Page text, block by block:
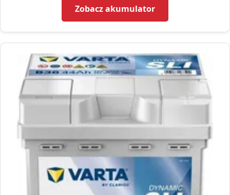
Zobacz akumulator